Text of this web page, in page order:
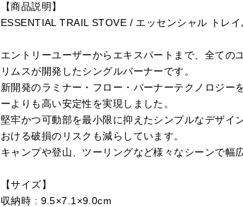
【商品説明】
ESSENTIAL TRAIL STOVE / エッセンシャル トレ
エントリーユーザーからエキスパートまで、全て
リムスが開発したシングルバーナーです。
新開発のラミナー・フロー・バーナーテクノロジー
ーよりも高い安定性を実現しました。
堅牢かつ可動部を最小限に抑えたシンプルなデザイ
おける破損のリスクも減らしています。
キャンプや登山、ツーリングなど様々なシーンで幅
【サイズ】
収納時 : 9.5×7.1×9.0cm